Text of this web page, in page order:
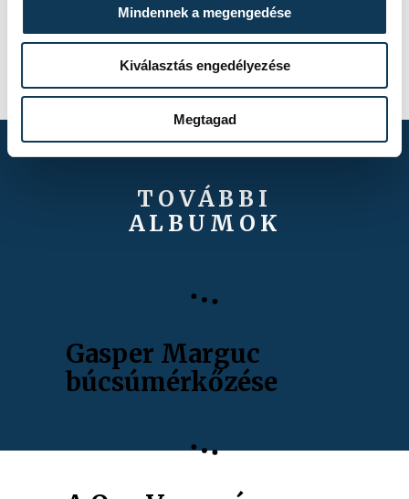
Mindennek a megengedése
Kiválasztás engedélyezése
Megtagad
FOTÓS
Kovács
Bálint
TOVÁBBI
ALBUMOK
Gasper Marguc
búcsúmérkőzése